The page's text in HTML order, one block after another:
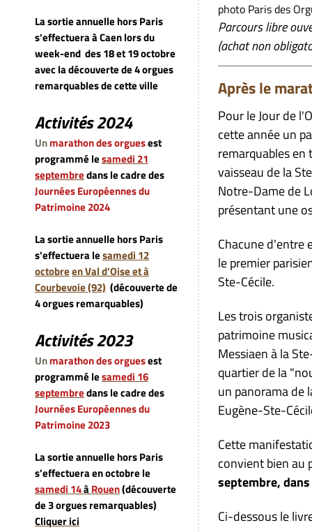
La sortie annuelle hors Paris
s'effectuera à Caen lors du
week-end des 18 et 19 octobre
avec la découverte de 4 orgues
remarquables de cette ville
Activités 2024
Unmarathon des orguesest
programmé lesamedi 21
septembredans le cadre des
Journées Européennes du
Patrimoine 2024
La sortie annuelle hors Paris
s'effectuera lesamedi 12
octobreen Val d'Oise et à
Courbevoie (92) (découverte de
4 orgues remarquables)
Activités 2023
Unmarathon des orguesest
programmé lesamedi 16
septembredans le cadre des
Journées Européennes du
Patrimoine 2023
La sortie annuelle hors Paris
s'effectuera en octobre le
samedi 14àRouen(découverte
de 3 orgues remarquables)
Cliquer ici
photo Paris des
Parcours libre
(achat non
Après le
Pour le Jour de
cette année un
remarquables
vaisseau de la
Notre-Dame de
présentant une
Chacune d'entre
le premier
Ste-Cécile.
Les trois
patrimoine
Messiaen à la
quartier de la
un panorama de
Eugène-Ste-
Cette
convient bien au
septembre,
Ci-dessous le